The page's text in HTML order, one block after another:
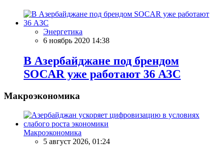
Энергетика
6 ноябрь 2020 14:38
В Азербайджане под брендом
SOCAR уже работают 36 АЗС
Макроэкономика
Макроэкономика
5 август 2026, 01:24